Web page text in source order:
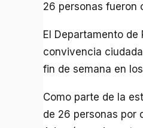
26 personas fueron
El Departamento
convivencia
fin de semana en
Como parte de la
de 26 personas por